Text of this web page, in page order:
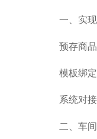
一、实
预存商
模板绑
系统对
二、车